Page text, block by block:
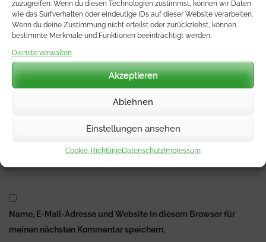
zuzugreifen. Wenn du diesen Technologien zustimmst, können wir Daten
wie das Surfverhalten oder eindeutige IDs auf dieser Website verarbeiten.
Wenn du deine Zustimmung nicht erteilst oder zurückziehst, können
bestimmte Merkmale und Funktionen beeinträchtigt werden.
Dienste verwalten
Akzeptieren
Ablehnen
Einstellungen ansehen
Cookie-RichtlinieDatenschutz Impressum
Name*
Name, E-Mail-Adresse und Website in diesem Browser für
meinen nächsten Kommentar speichern.